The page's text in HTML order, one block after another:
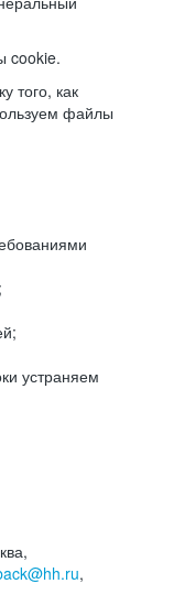
cookie.
того, как
файлы
устраняем
,